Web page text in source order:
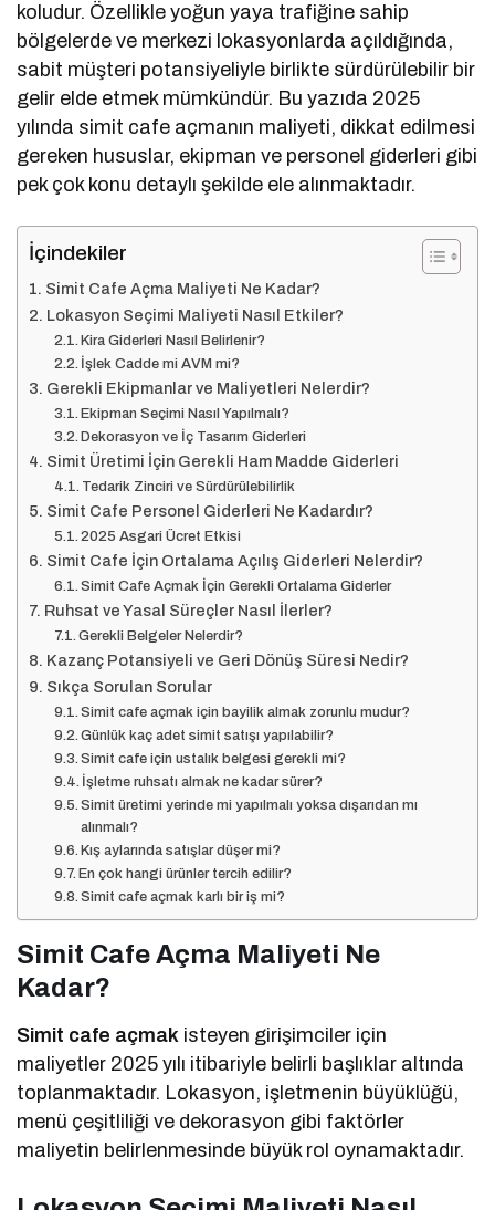
koludur. Özellikle yoğun yaya trafiğine sahip
bölgelerde ve merkezi lokasyonlarda açıldığında,
sabit müşteri potansiyeliyle birlikte sürdürülebilir bir
gelir elde etmek mümkündür. Bu yazıda 2025
yılında simit cafe açmanın maliyeti, dikkat edilmesi
gereken hususlar, ekipman ve personel giderleri gibi
pek çok konu detaylı şekilde ele alınmaktadır.
İçindekiler
Simit Cafe Açma Maliyeti Ne Kadar?
Lokasyon Seçimi Maliyeti Nasıl Etkiler?
Kira Giderleri Nasıl Belirlenir?
İşlek Cadde mi AVM mi?
Gerekli Ekipmanlar ve Maliyetleri Nelerdir?
Ekipman Seçimi Nasıl Yapılmalı?
Dekorasyon ve İç Tasarım Giderleri
Simit Üretimi İçin Gerekli Ham Madde Giderleri
Tedarik Zinciri ve Sürdürülebilirlik
Simit Cafe Personel Giderleri Ne Kadardır?
2025 Asgari Ücret Etkisi
Simit Cafe İçin Ortalama Açılış Giderleri Nelerdir?
Simit Cafe Açmak İçin Gerekli Ortalama Giderler
Ruhsat ve Yasal Süreçler Nasıl İlerler?
Gerekli Belgeler Nelerdir?
Kazanç Potansiyeli ve Geri Dönüş Süresi Nedir?
Sıkça Sorulan Sorular
Simit cafe açmak için bayilik almak zorunlu mudur?
Günlük kaç adet simit satışı yapılabilir?
Simit cafe için ustalık belgesi gerekli mi?
İşletme ruhsatı almak ne kadar sürer?
Simit üretimi yerinde mi yapılmalı yoksa dışarıdan mı
alınmalı?
Kış aylarında satışlar düşer mi?
En çok hangi ürünler tercih edilir?
Simit cafe açmak karlı bir iş mi?
Simit Cafe Açma Maliyeti Ne
Kadar?
Simit cafe açmak isteyen girişimciler için
maliyetler 2025 yılı itibariyle belirli başlıklar altında
toplanmaktadır. Lokasyon, işletmenin büyüklüğü,
menü çeşitliliği ve dekorasyon gibi faktörler
maliyetin belirlenmesinde büyük rol oynamaktadır.